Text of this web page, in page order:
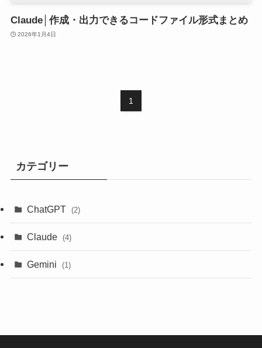
Claude│作成・出力できるコードファイル形式まとめ
2026年1月4日
1
カテゴリー
ChatGPT (2)
Claude (4)
Gemini (1)